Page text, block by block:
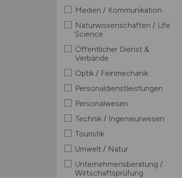
Medien / Kommunikation
Naturwissenschaften / Life
Science
Öffentlicher Dienst &
Verbände
Optik / Feinmechanik
Personaldienstleistungen
Personalwesen
Technik / Ingenieurwesen
Touristik
Umwelt / Natur
Unternehmensberatung /
Wirtschaftsprüfung